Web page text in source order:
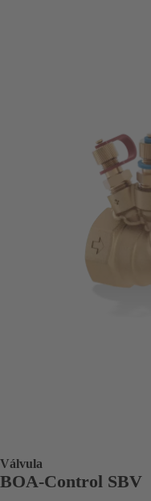
Válvula
BOA-Control SBV